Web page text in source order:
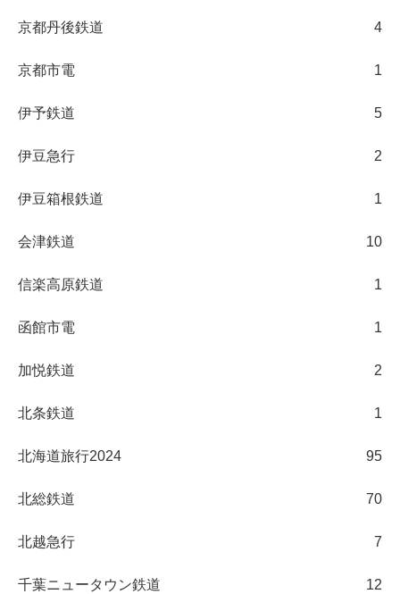
京都丹後鉄道 4
京都市電 1
伊予鉄道 5
伊豆急行 2
伊豆箱根鉄道 1
会津鉄道 10
信楽高原鉄道 1
函館市電 1
加悦鉄道 2
北条鉄道 1
北海道旅行2024 95
北総鉄道 70
北越急行 7
千葉ニュータウン鉄道 12